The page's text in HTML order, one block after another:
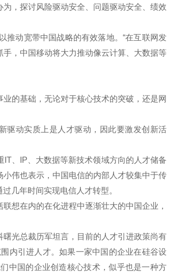
，探讨风险驱动安全、问题驱动安全、绩效
动宽带中国战略的有效落地。“在互联网发
，中国移动将大力推动像云计算、大数据等
的基础，无论对于核心技术的突破，还是网
动实质上是人才驱动，因此要激发创新活
、IP、大数据等新技术领域方向的人才储备
伟也表示，中国电信的内部人才较集中于传
几年时间实现电信人才转型。
想在内的在化进程中逐渐壮大的中国企业，
光总裁历军坦言，目前的人才引进政策尚有
内引进人才。如果一家中国的企业在硅谷设
中国的企业创造核心技术，似乎也是一种方